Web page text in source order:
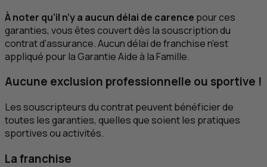
À noter qu’il n’y a aucun délai de carence pour ces
garanties, vous êtes couvert dès la souscription du
contrat d’assurance. Aucun délai de franchise n’est
appliqué pour la Garantie Aide à la Famille.
Aucune exclusion professionnelle ou sportive !
Les souscripteurs du contrat peuvent bénéficier de
toutes les garanties, quelles que soient les pratiques
sportives ou activités.
La franchise